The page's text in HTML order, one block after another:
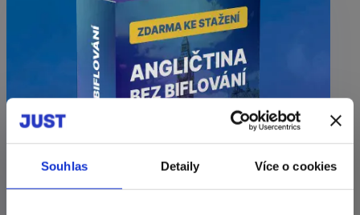
Souhlas Detaily Více o cookies